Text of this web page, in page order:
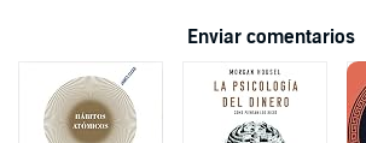
Enviar comentarios